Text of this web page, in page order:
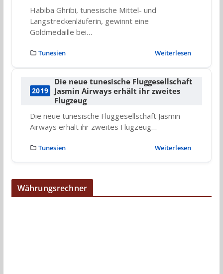
Habiba Ghribi, tunesische Mittel- und
Langstreckenläuferin, gewinnt eine
Goldmedaille bei…
Tunesien Weiterlesen
2019
Die neue tunesische Fluggesellschaft
Jasmin Airways erhält ihr zweites
Flugzeug
Die neue tunesische Fluggesellschaft Jasmin
Airways erhält ihr zweites Flugzeug…
Tunesien Weiterlesen
Währungsrechner